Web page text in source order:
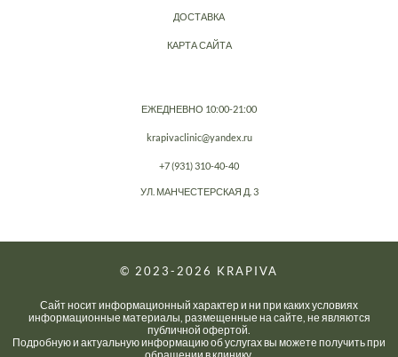
ДОСТАВКА
КАРТА САЙТА
ЕЖЕДНЕВНО 10:00-21:00
krapivaclinic@yandex.ru
+7 (931) 310-40-40
УЛ. МАНЧЕСТЕРСКАЯ Д. 3
© 2023-2026 KRAPIVA
Сайт носит информационный характер и ни при каких условиях
информационные материалы, размещенные на сайте, не являются
публичной офертой.
Подробную и актуальную информацию об услугах вы можете получить при